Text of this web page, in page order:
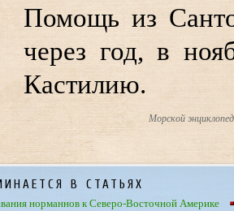
Помощь из
через год, в
Кастилию.
Морской
в статьях
норманнов к Северо-Восточной Америке